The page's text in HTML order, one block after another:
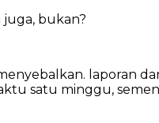
bukan?
laporan
satu minggu,